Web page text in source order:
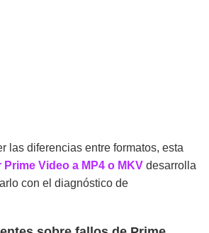
las diferencias entre formatos, esta
Video a MP4 o MKV desarrolla
con el diagnóstico de